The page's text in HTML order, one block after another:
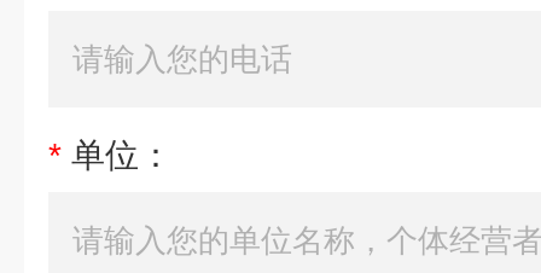
* 单位：